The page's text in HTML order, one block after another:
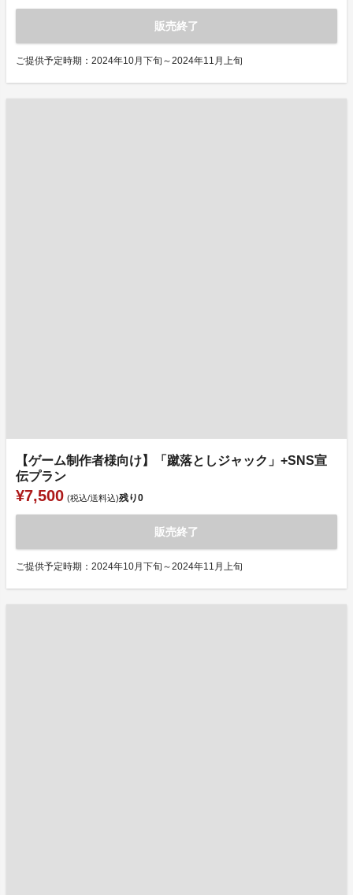
販売終了
ご提供予定時期：2024年10月下旬～2024年11月上旬
【ゲーム制作者様向け】「蹴落としジャック」+SNS宣
伝プラン
¥7,500 (税込/送料込)残り0
販売終了
ご提供予定時期：2024年10月下旬～2024年11月上旬